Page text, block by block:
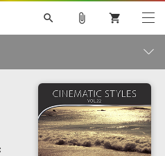
search
巡音ルカ V4X
MEIKO V3
TOONTRACK
SPITFIRE AUDIO
ライセンスフリーBGM
ボーカル抜き出し
DUBSTEP
attach_file shopping_cart